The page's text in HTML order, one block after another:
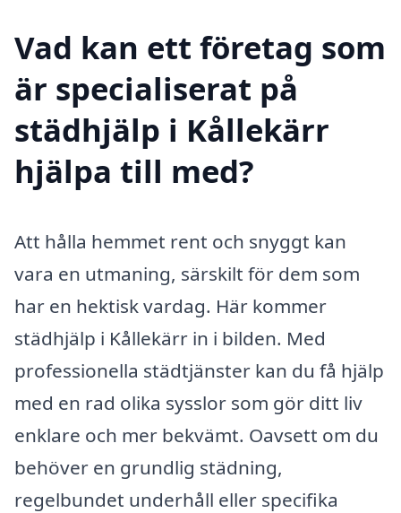
Vad kan ett företag som
är specialiserat på
städhjälp i Kållekärr
hjälpa till med?
Att hålla hemmet rent och snyggt kan
vara en utmaning, särskilt för dem som
har en hektisk vardag. Här kommer
städhjälp i Kållekärr in i bilden. Med
professionella städtjänster kan du få hjälp
med en rad olika sysslor som gör ditt liv
enklare och mer bekvämt. Oavsett om du
behöver en grundlig städning,
regelbundet underhåll eller specifika